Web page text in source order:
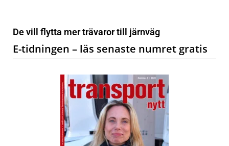
De vill flytta mer trävaror till järnväg
E-tidningen – läs senaste numret gratis